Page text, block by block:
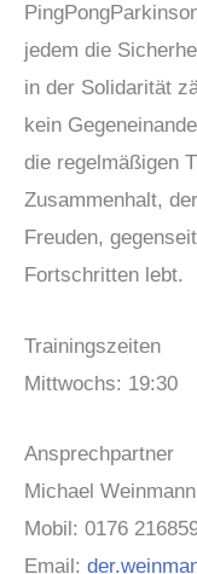
jedem die
in der Solidarität
kein
die regelmäßigen
Zusammenhalt,
Freuden,
Fortschritten lebt.
Trainingszeiten
Mittwochs: 19:30
Ansprechpartner
Michael Weinmann
Mobil: 0176
Email: